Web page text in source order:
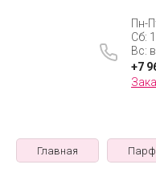
Пн-
Сб:
Вс:
+7
Главная